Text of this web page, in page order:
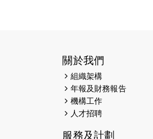
！
蕭偉強先生，GBS，JP出席
X 陳百強 — 今宵多珍重音樂會
關於我們
組織架構
年報及財務報告
機構工作
人才招聘
服務及計劃